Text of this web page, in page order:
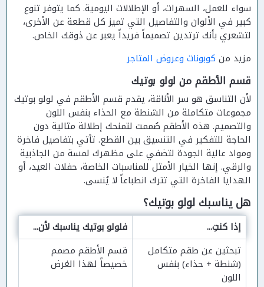
سواء للعمل، السهرات، أو الإطلالات اليومية. كما يتوفر تنوع
كبير في الألوان والتفاصيل التي تميز كل قطعة عن الأخرى،
لتشعري بأنك ترتدين تصميماً فريداً يعبر عن ذوقك الخاص.
مزيد من كوبونات وعروض المتاجر
قسم الأطقم من لولو بوتيك
لأن التناسق هو سر الأناقة، يقدم قسم الأطقم في لولو بوتيك
مجموعات متكاملة من الشنطة مع الحذاء بنفس اللون
والتصميم. هذه الأطقم صُممت لتمنحك إطلالة مثالية دون
الحاجة للتفكير في التنسيق بين القطع. تأتي بتفاصيل فاخرة
ومواد عالية الجودة لتضفي على مظهرك لمسة من الجاذبية
والرقي. إنها الخيار الأمثل للمناسبات الخاصة، حفلات العيد، أو
الهدايا الفاخرة التي تترك انطباعاً لا يُنسى.
هل يناسبك لولو بوتيك؟
إذا كنتِ...
فلولو بوتيك يناسبك لأن...
تبحثين عن طقم متكامل
(شنطة + حذاء) بنفس
اللون
قسم الأطقم مصمم
خصيصاً لهذا الغرض